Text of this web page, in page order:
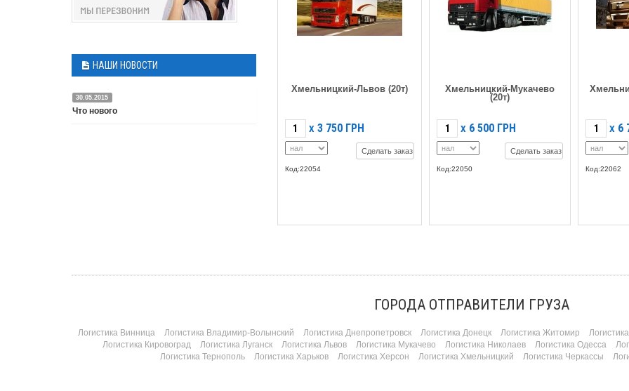
НАШИ НОВОСТИ
30.05.2015
Что нового
Хмельницкий-Львов (20т)
X 3 750 ГРН
Сделать заказ
Код:22054
Хмельницкий-Мукачево
(20т)
X 6 500 ГРН
Сделать заказ
Код:22050
X 6
Код:22062
ГОРОДА ОТПРАВИТЕЛИ ГРУЗА
Логистика Винница Логистика Владимир-Волынский Логистика Днепропетровск Логистика Донецк Логистика Житомир
Логистика Кировоград
Логистика Луганск Логистика Львов Логистика Мукачево Логистика Николаев Логистика Одесса
Логистика Тернополь
Логистика Харьков Логистика Херсон Логистика Хмельницкий Логистика Черкассы